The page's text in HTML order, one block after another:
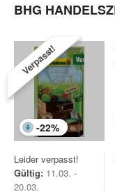
BHG
Verpasst!
-22%
Leider verpasst!
Gültig: 11.03. -
20.03.